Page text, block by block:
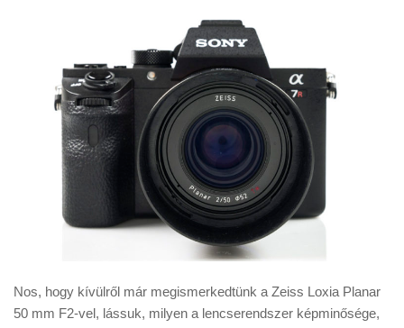
Nos, hogy kívülről már megismerkedtünk a Zeiss Loxia Planar
50 mm F2-vel, lássuk, milyen a lencserendszer képminősége,